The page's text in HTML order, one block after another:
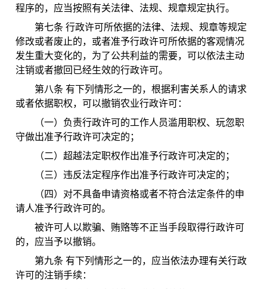
程序的，应当按照有关法律、法规、规章规定执行。
第七条 行政许可所依据的法律、法规、规章等规定
修改或者废止的，或者准予行政许可所依据的客观情况
发生重大变化的，为了公共利益的需要，可以依法主动
注销或者撤回已经生效的行政许可。
第八条 有下列情形之一的，根据利害关系人的请求
或者依据职权，可以撤销农业行政许可：
（一）负责行政许可的工作人员滥用职权、玩忽职
守做出准予行政许可决定的；
（二）超越法定职权作出准予行政许可决定的；
（三）违反法定程序作出准予行政许可决定的；
（四）对不具备申请资格或者不符合法定条件的申
请人准予行政许可的。
被许可人以欺骗、贿赂等不正当手段取得行政许可
的，应当予以撤销。
第九条 有下列情形之一的，应当依法办理有关行政
许可的注销手续：